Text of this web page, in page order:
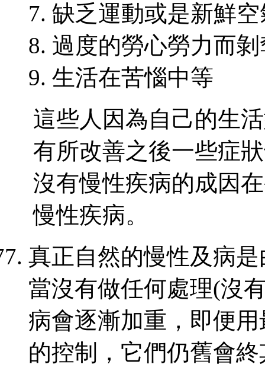
缺乏運動或是新鮮空
過度的勞心勞力而
生活在苦惱中等
這些人因為自己的生
有所改善之後一些症
沒有慢性疾病的成因
慢性疾病。
真正自然的慢性及病
當沒有做任何處理(沒
病會逐漸加重，即便
的控制，它們仍舊會